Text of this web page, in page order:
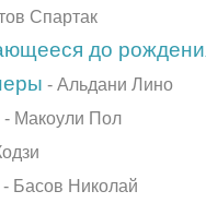
Спартак
до
- Альдани Лино
- Макоули Пол
- Басов Николай